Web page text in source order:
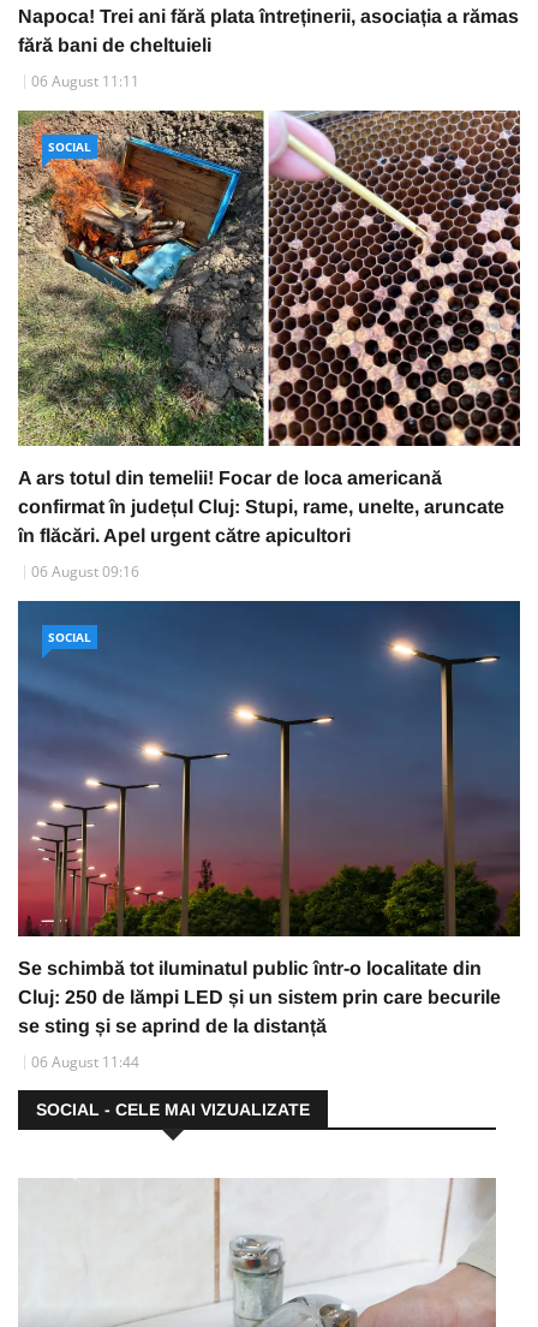
Napoca! Trei ani fără plata întreținerii, asociația a rămas
fără bani de cheltuieli
06 August 11:11
SOCIAL
A ars totul din temelii! Focar de loca americană
confirmat în județul Cluj: Stupi, rame, unelte, aruncate
în flăcări. Apel urgent către apicultori
06 August 09:16
SOCIAL
Se schimbă tot iluminatul public într-o localitate din
Cluj: 250 de lămpi LED și un sistem prin care becurile
se sting și se aprind de la distanță
06 August 11:44
SOCIAL - CELE MAI VIZUALIZATE